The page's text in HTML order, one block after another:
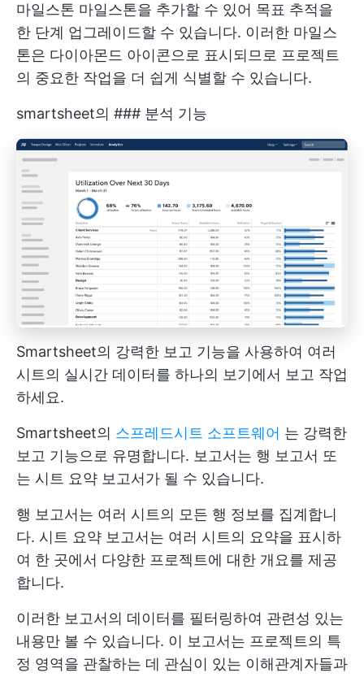
마일스톤 마일스톤을 추가할 수 있어 목표 추적을
한 단계 업그레이드할 수 있습니다. 이러한 마일스
톤은 다이아몬드 아이콘으로 표시되므로 프로젝트
의 중요한 작업을 더 쉽게 식별할 수 있습니다.
smartsheet의 ### 분석 기능
Smartsheet의 강력한 보고 기능을 사용하여 여러
시트의 실시간 데이터를 하나의 보기에서 보고 작업
하세요.
Smartsheet의 스프레드시트 소프트웨어 는 강력한
보고 기능으로 유명합니다. 보고서는 행 보고서 또
는 시트 요약 보고서가 될 수 있습니다.
행 보고서는 여러 시트의 모든 행 정보를 집계합니
다. 시트 요약 보고서는 여러 시트의 요약을 표시하
여 한 곳에서 다양한 프로젝트에 대한 개요를 제공
합니다.
이러한 보고서의 데이터를 필터링하여 관련성 있는
내용만 볼 수 있습니다. 이 보고서는 프로젝트의 특
정 영역을 관찰하는 데 관심이 있는 이해관계자들과